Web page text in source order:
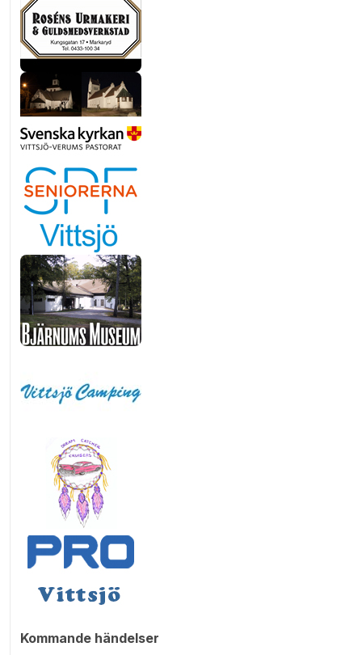
Kommande händelser